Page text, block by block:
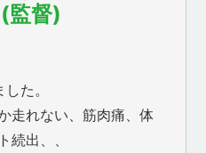
監督)
た。
走れない、筋肉痛、体
続出、、